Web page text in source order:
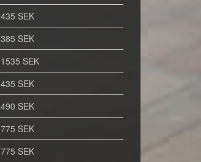
435 SEK
385 SEK
1535 SEK
435 SEK
490 SEK
775 SEK
775 SEK